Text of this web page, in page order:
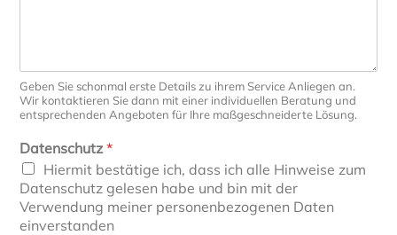
Geben Sie schonmal erste Details zu ihrem Service Anliegen an.
Wir kontaktieren Sie dann mit einer individuellen Beratung und
entsprechenden Angeboten für Ihre maßgeschneiderte Lösung.
Datenschutz*
Hiermit bestätige ich, dass ich alle Hinweise zum
Datenschutz gelesen habe und bin mit der
Verwendung meiner personenbezogenen Daten
einverstanden